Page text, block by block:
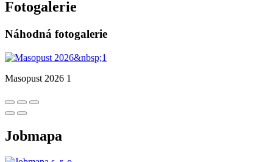
Fotogalerie
Náhodná fotogalerie
Masopust 2026 1
Jobmapa